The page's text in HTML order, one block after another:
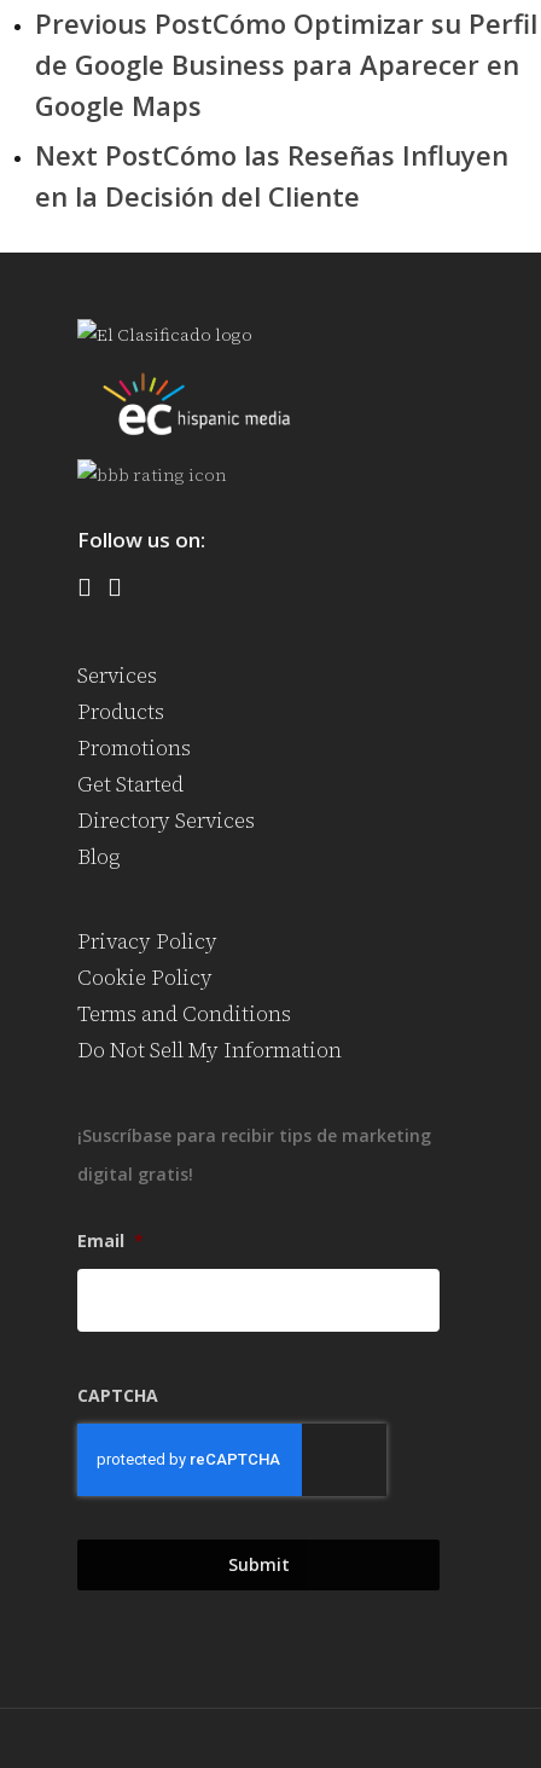
Previous PostCómo Optimizar su Perfil
de Google Business para Aparecer en
Google Maps
Next PostCómo las Reseñas Influyen
en la Decisión del Cliente
Follow us on:
Services
Products
Promotions
Get Started
Directory Services
Blog
Privacy Policy
Cookie Policy
Terms and Conditions
Do Not Sell My Information
¡Suscríbase para recibir tips de marketing
digital gratis!
Email *
CAPTCHA